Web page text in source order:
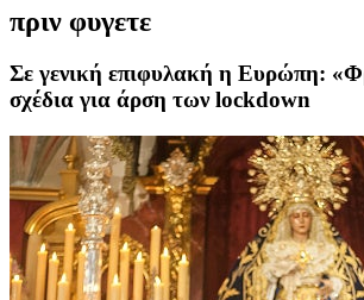
πριν φυγετε
Σε γενική επιφυλακή η Ευρώπη:
σχέδια για άρση των lockdown